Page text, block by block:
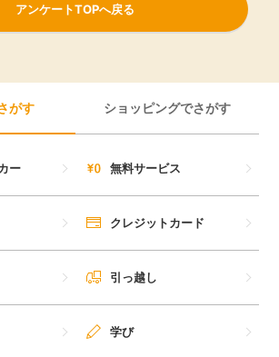
アンケートTOPへ戻る
がす ショッピングでさがす
ー 無料サービス
クレジットカード
引っ越し
学び